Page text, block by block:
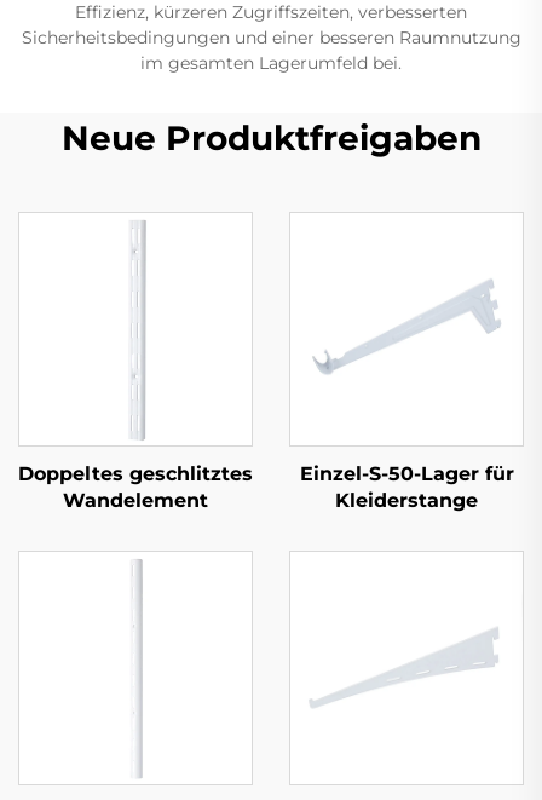
Effizienz, kürzeren Zugriffszeiten, verbesserten
Sicherheitsbedingungen und einer besseren Raumnutzung
im gesamten Lagerumfeld bei.
Neue Produktfreigaben
Doppeltes geschlitztes
Wandelement
Einzel-S-50-Lager für
Kleiderstange